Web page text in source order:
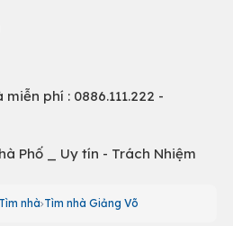
phí : 0886.111.222 -
Phố _ Uy tín - Trách Nhiệm
Tìm nhà Tìm nhà Giảng Võ